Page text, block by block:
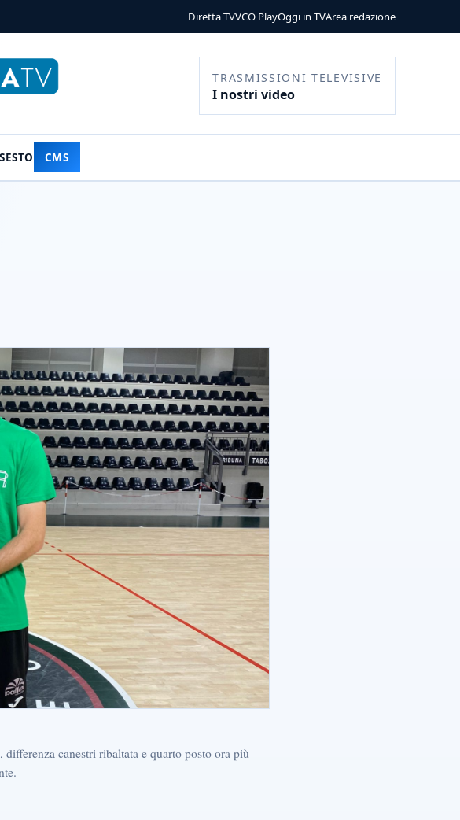
Diretta TVVCO PlayOggi in TVArea redazione
TRASMISSIONI TELEVISIVE
I nostri video
CMS
canestri ribaltata e quarto posto ora più